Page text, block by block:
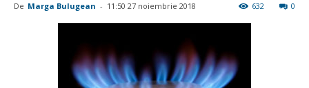
De Marga Bulugean - 11:50 27 noiembrie 2018 0
632